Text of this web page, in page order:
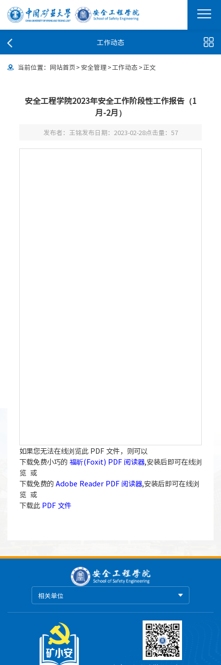
工作动态
当前位置： 网站首页> 安全管理>工作动态 >正文
安全工程学院2023年安全工作阶段性工作报告（1
月-2月）
发布者：王铭发布日期：2023-02-28点击量： 57
如果您无法在线浏览此 PDF 文件，则可以
下载免费小巧的福昕(Foxit) PDF 阅读器,安装后即可在线浏
览 或
下载免费的Adobe Reader PDF 阅读器,安装后即可在线浏
览 或
下载此 PDF 文件
相关单位